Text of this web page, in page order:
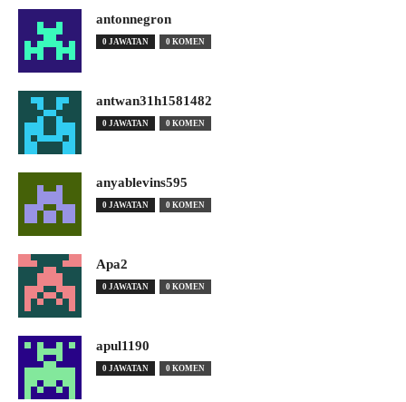
antonnegron
0 JAWATAN 0 KOMEN
antwan31h1581482
0 JAWATAN 0 KOMEN
anyablevins595
0 JAWATAN 0 KOMEN
Apa2
0 JAWATAN 0 KOMEN
apul1190
0 JAWATAN 0 KOMEN